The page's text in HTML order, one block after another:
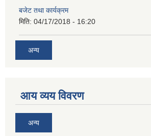
बजेट तथा कार्यक्रम
मिति: 04/17/2018 - 16:20
अन्य
आय व्यय विवरण
अन्य